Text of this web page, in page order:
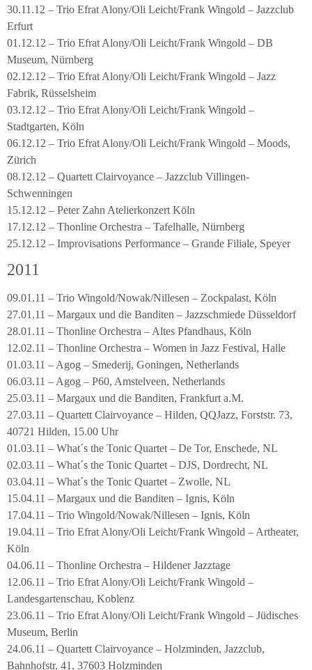
30.11.12 – Trio Efrat Alony/Oli Leicht/Frank Wingold – Jazzclub
Erfurt
01.12.12 – Trio Efrat Alony/Oli Leicht/Frank Wingold – DB
Museum, Nürnberg
02.12.12 – Trio Efrat Alony/Oli Leicht/Frank Wingold – Jazz
Fabrik, Rüsselsheim
03.12.12 – Trio Efrat Alony/Oli Leicht/Frank Wingold –
Stadtgarten, Köln
06.12.12 – Trio Efrat Alony/Oli Leicht/Frank Wingold – Moods,
Zürich
08.12.12 – Quartett Clairvoyance – Jazzclub Villingen-
Schwenningen
15.12.12 – Peter Zahn Atelierkonzert Köln
17.12.12 – Thonline Orchestra – Tafelhalle, Nürnberg
25.12.12 – Improvisations Performance – Grande Filiale, Speyer
2011
09.01.11 – Trio Wingold/Nowak/Nillesen – Zockpalast, Köln
27.01.11 – Margaux und die Banditen – Jazzschmiede Düsseldorf
28.01.11 – Thonline Orchestra – Altes Pfandhaus, Köln
12.02.11 – Thonline Orchestra – Women in Jazz Festival, Halle
01.03.11 – Agog – Smederij, Goningen, Netherlands
06.03.11 – Agog – P60, Amstelveen, Netherlands
25.03.11 – Margaux und die Banditen, Frankfurt a.M.
27.03.11 – Quartett Clairvoyance – Hilden, QQJazz, Forststr. 73,
40721 Hilden, 15.00 Uhr
01.03.11 – What´s the Tonic Quartet – De Tor, Enschede, NL
02.03.11 – What´s the Tonic Quartet – DJS, Dordrecht, NL
03.04.11 – What´s the Tonic Quartet – Zwolle, NL
15.04.11 – Margaux und die Banditen – Ignis, Köln
17.04.11 – Trio Wingold/Nowak/Nillesen – Ignis, Köln
19.04.11 – Trio Efrat Alony/Oli Leicht/Frank Wingold – Artheater,
Köln
04.06.11 – Thonline Orchestra – Hildener Jazztage
12.06.11 – Trio Efrat Alony/Oli Leicht/Frank Wingold –
Landesgartenschau, Koblenz
23.06.11 – Trio Efrat Alony/Oli Leicht/Frank Wingold – Jüdisches
Museum, Berlin
24.06.11 – Quartett Clairvoyance – Holzminden, Jazzclub,
Bahnhofstr. 41, 37603 Holzminden